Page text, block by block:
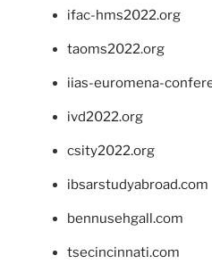
ifac-hms2022.org
taoms2022.org
iias-euromena-
ivd2022.org
csity2022.org
ibsarstudyabroad.com
bennusehgall.com
tsecincinnati.com